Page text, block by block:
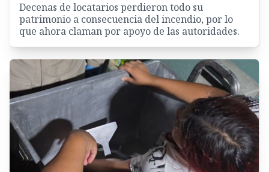
Decenas de locatarios perdieron todo su
patrimonio a consecuencia del incendio, por lo
que ahora claman por apoyo de las autoridades.